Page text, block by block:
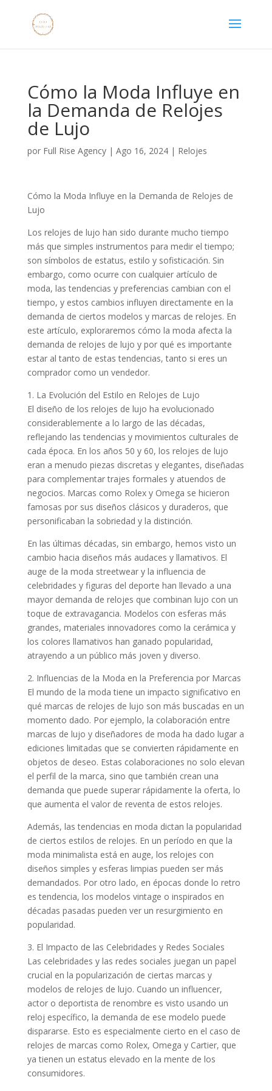
Cómo la Moda Influye en
la Demanda de Relojes
de Lujo
por Full Rise Agency| Ago 16, 2024| Relojes
Cómo la Moda Influye en la Demanda de Relojes de
Lujo
Los relojes de lujo han sido durante mucho tiempo
más que simples instrumentos para medir el tiempo;
son símbolos de estatus, estilo y sofisticación. Sin
embargo, como ocurre con cualquier artículo de
moda, las tendencias y preferencias cambian con el
tiempo, y estos cambios influyen directamente en la
demanda de ciertos modelos y marcas de relojes. En
este artículo, exploraremos cómo la moda afecta la
demanda de relojes de lujo y por qué es importante
estar al tanto de estas tendencias, tanto si eres un
comprador como un vendedor.
1. La Evolución del Estilo en Relojes de Lujo
El diseño de los relojes de lujo ha evolucionado
considerablemente a lo largo de las décadas,
reflejando las tendencias y movimientos culturales de
cada época. En los años 50 y 60, los relojes de lujo
eran a menudo piezas discretas y elegantes, diseñadas
para complementar trajes formales y atuendos de
negocios. Marcas como Rolex y Omega se hicieron
famosas por sus diseños clásicos y duraderos, que
personificaban la sobriedad y la distinción.
En las últimas décadas, sin embargo, hemos visto un
cambio hacia diseños más audaces y llamativos. El
auge de la moda streetwear y la influencia de
celebridades y figuras del deporte han llevado a una
mayor demanda de relojes que combinan lujo con un
toque de extravagancia. Modelos con esferas más
grandes, materiales innovadores como la cerámica y
los colores llamativos han ganado popularidad,
atrayendo a un público más joven y diverso.
2. Influencias de la Moda en la Preferencia por Marcas
El mundo de la moda tiene un impacto significativo en
qué marcas de relojes de lujo son más buscadas en un
momento dado. Por ejemplo, la colaboración entre
marcas de lujo y diseñadores de moda ha dado lugar a
ediciones limitadas que se convierten rápidamente en
objetos de deseo. Estas colaboraciones no solo elevan
el perfil de la marca, sino que también crean una
demanda que puede superar rápidamente la oferta, lo
que aumenta el valor de reventa de estos relojes.
Además, las tendencias en moda dictan la popularidad
de ciertos estilos de relojes. En un período en que la
moda minimalista está en auge, los relojes con
diseños simples y esferas limpias pueden ser más
demandados. Por otro lado, en épocas donde lo retro
es tendencia, los modelos vintage o inspirados en
décadas pasadas pueden ver un resurgimiento en
popularidad.
3. El Impacto de las Celebridades y Redes Sociales
Las celebridades y las redes sociales juegan un papel
crucial en la popularización de ciertas marcas y
modelos de relojes de lujo. Cuando un influencer,
actor o deportista de renombre es visto usando un
reloj específico, la demanda de ese modelo puede
dispararse. Esto es especialmente cierto en el caso de
relojes de marcas como Rolex, Omega y Cartier, que
ya tienen un estatus elevado en la mente de los
consumidores.